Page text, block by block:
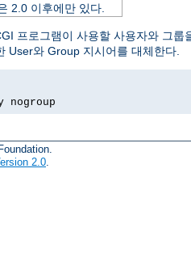
2.0 이후에만 있다.
프로그램이 사용할 사용자와 그
User와 Group 지시어를 대체한다.
nogroup
2.0.